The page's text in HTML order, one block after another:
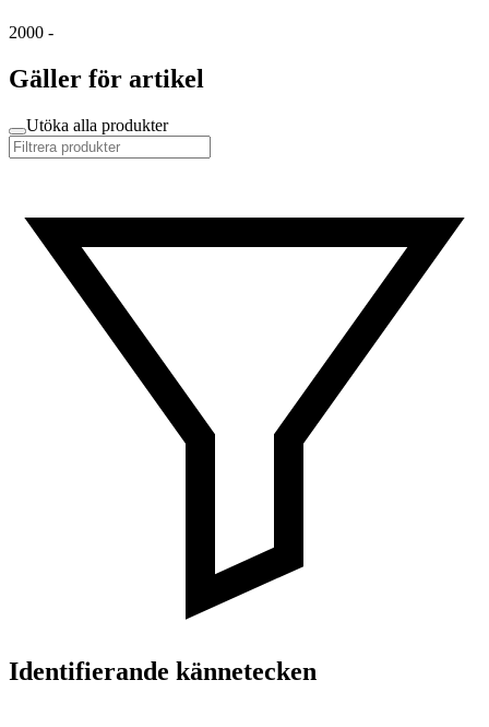
2000 -
Gäller för artikel
Utöka alla produkter
Identifierande kännetecken